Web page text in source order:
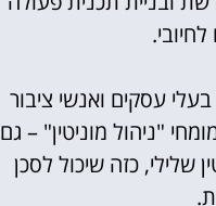
עסקים ואנשי ציבור
"ניהול מוניטין" – גם
שלילי, כזה שיכול לסכן